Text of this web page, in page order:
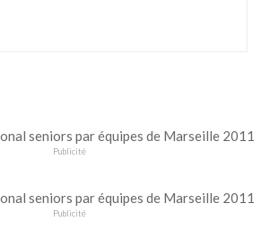
Publicité
Publicité